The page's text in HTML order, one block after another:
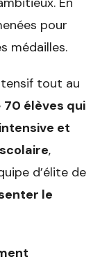
pour
médailles.
tout au
70 élèves qui
et
,
d’élite de
le